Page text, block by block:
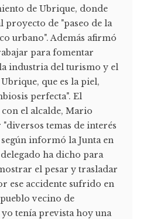
de Ubrique, donde
proyecto de "paseo de la
urbano". Además afirmó
para fomentar
industria del turismo y el
que es la piel,
perfecta". El
el alcalde, Mario
temas de interés
informó la Junta en
ha dicho para
el pesar y trasladar
ese accidente sufrido en
vecino de
tenía prevista hoy una